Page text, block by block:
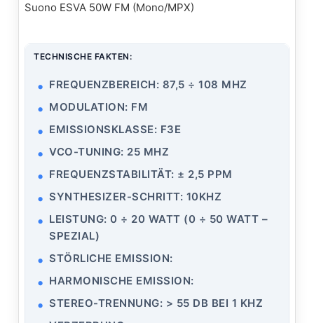
Suono ESVA 50W FM (Mono/MPX)
TECHNISCHE FAKTEN:
FREQUENZBEREICH: 87,5 ÷ 108 MHZ
MODULATION: FM
EMISSIONSKLASSE: F3E
VCO-TUNING: 25 MHZ
FREQUENZSTABILITÄT: ± 2,5 PPM
SYNTHESIZER-SCHRITT: 10KHZ
LEISTUNG: 0 ÷ 20 WATT (0 ÷ 50 WATT –
SPEZIAL)
STÖRLICHE EMISSION:
HARMONISCHE EMISSION:
STEREO-TRENNUNG: > 55 DB BEI 1 KHZ